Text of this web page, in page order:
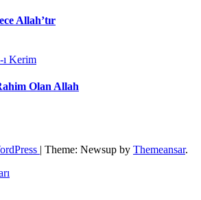
Allah’tır
Kerim
Olan Allah
| Theme: Newsup by Themeansar.